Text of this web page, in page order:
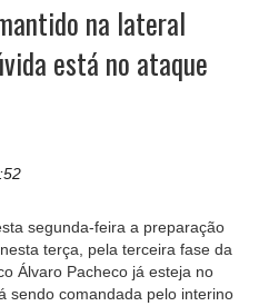
na lateral
está no ataque
segunda-feira a preparação
terça, pela terceira fase da
Álvaro Pacheco já esteja no
sendo comandada pelo interino